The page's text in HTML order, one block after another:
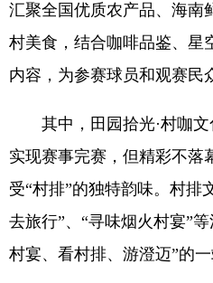
汇聚全国优质农产品、海南
村美食，结合咖啡品鉴、星
内容，为参赛球员和观赛民
其中，田园拾光·村咖文
实现赛事完赛，但精彩不落
受“村排”的独特韵味。村排
去旅行”、“寻味烟火村宴”
村宴、看村排、游澄迈”的一